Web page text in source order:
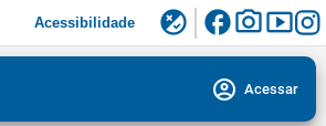
Acessibilidade flaky facebookphoto_camerasmart_display
account_circle Acessar